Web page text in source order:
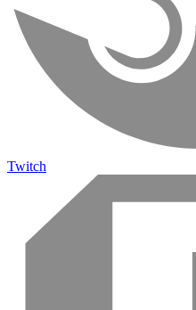
Twitch